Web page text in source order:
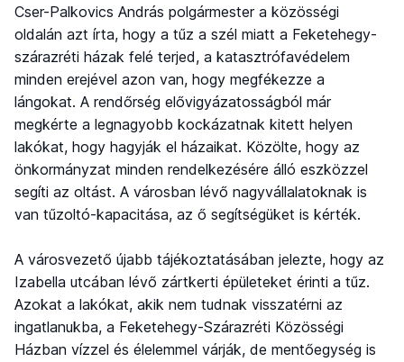
Cser-Palkovics András polgármester a közösségi
oldalán azt írta, hogy a tűz a szél miatt a Feketehegy-
szárazréti házak felé terjed, a katasztrófavédelem
minden erejével azon van, hogy megfékezze a
lángokat. A rendőrség elővigyázatosságból már
megkérte a legnagyobb kockázatnak kitett helyen
lakókat, hogy hagyják el házaikat. Közölte, hogy az
önkormányzat minden rendelkezésére álló eszközzel
segíti az oltást. A városban lévő nagyvállalatoknak is
van tűzoltó-kapacitása, az ő segítségüket is kérték.
A városvezető újabb tájékoztatásában jelezte, hogy az
Izabella utcában lévő zártkerti épületeket érinti a tűz.
Azokat a lakókat, akik nem tudnak visszatérni az
ingatlanukba, a Feketehegy-Szárazréti Közösségi
Házban vízzel és élelemmel várják, de mentőegység is